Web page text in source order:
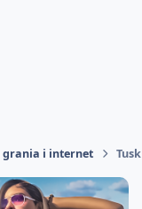
grania i internet